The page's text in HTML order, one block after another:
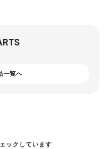
一覧へ
ックしています